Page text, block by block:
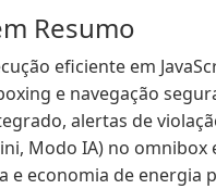
Resumo
eficiente em
e navegação
alertas de
Modo IA) no
e economia de energia